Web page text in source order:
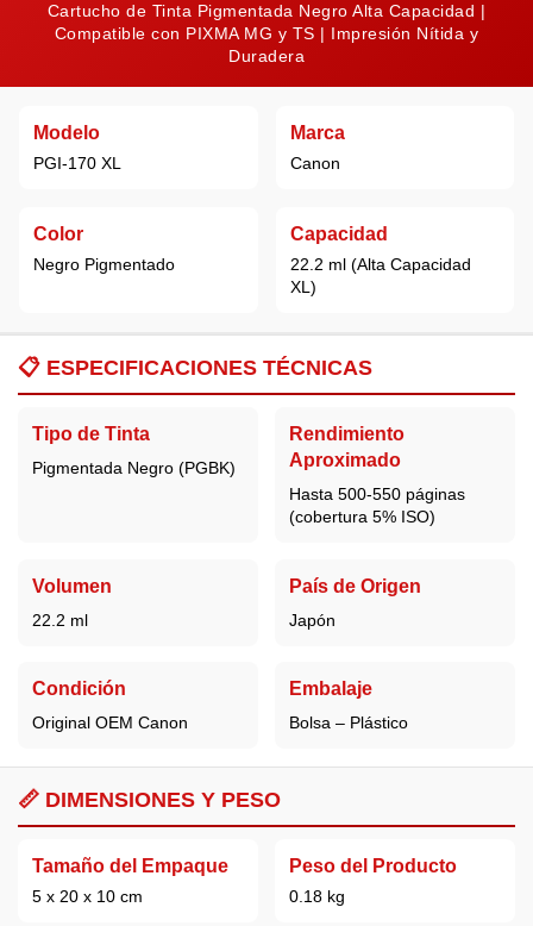
Cartucho de Tinta Pigmentada Negro Alta Capacidad |
Compatible con PIXMA MG y TS | Impresión Nítida y
Duradera
Modelo
PGI-170 XL
Marca
Canon
Color
Negro Pigmentado
Capacidad
22.2 ml (Alta Capacidad
XL)
📋 ESPECIFICACIONES TÉCNICAS
Tipo de Tinta
Pigmentada Negro (PGBK)
Rendimiento
Aproximado
Hasta 500-550 páginas
(cobertura 5% ISO)
Volumen
22.2 ml
País de Origen
Japón
Condición
Original OEM Canon
Embalaje
Bolsa – Plástico
📏 DIMENSIONES Y PESO
Tamaño del Empaque
5 x 20 x 10 cm
Peso del Producto
0.18 kg